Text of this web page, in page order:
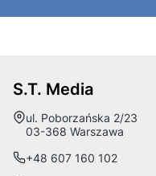
S.T. Media
Adres:
ul. Poborzańska 2/23
03-368 Warszawa
+48 607 160 102